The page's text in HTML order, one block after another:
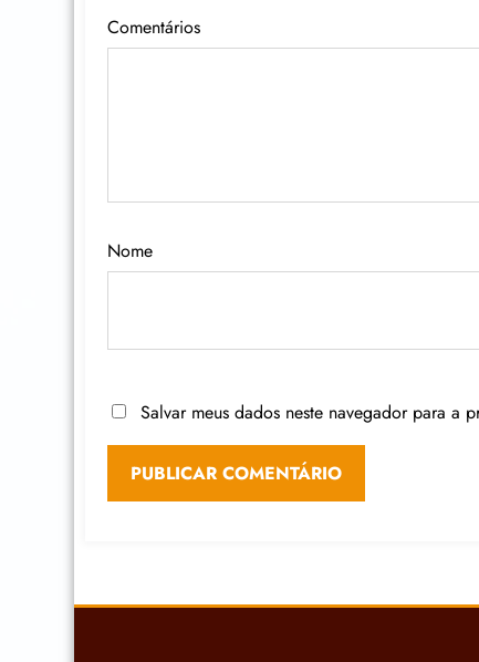
Comentários
Nome
Salvar meus dados neste navegador para a